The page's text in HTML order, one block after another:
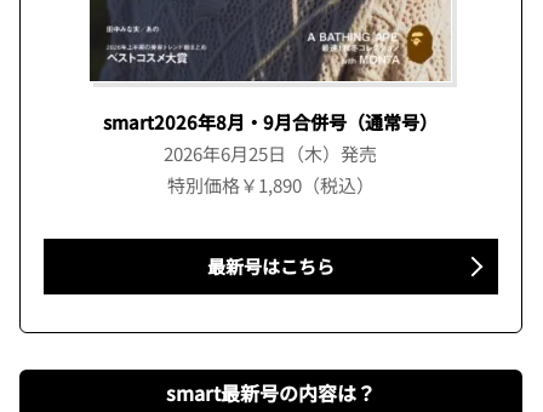
smart2026年8月・9月合併号（通常号）
2026年6月25日（木）発売
特別価格￥1,890（税込）
最新号はこちら
smart最新号の内容は？